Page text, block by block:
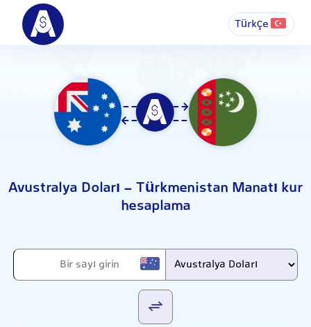
Türkçe
Avustralya Doları - Türkmenistan Manatı kur
hesaplama